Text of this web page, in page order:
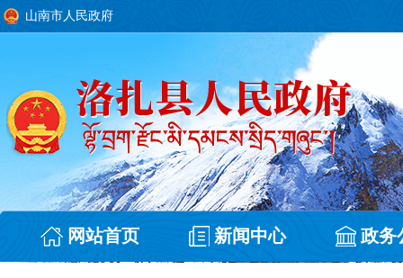
山南市人民政府
网站首页 新闻中心 政务